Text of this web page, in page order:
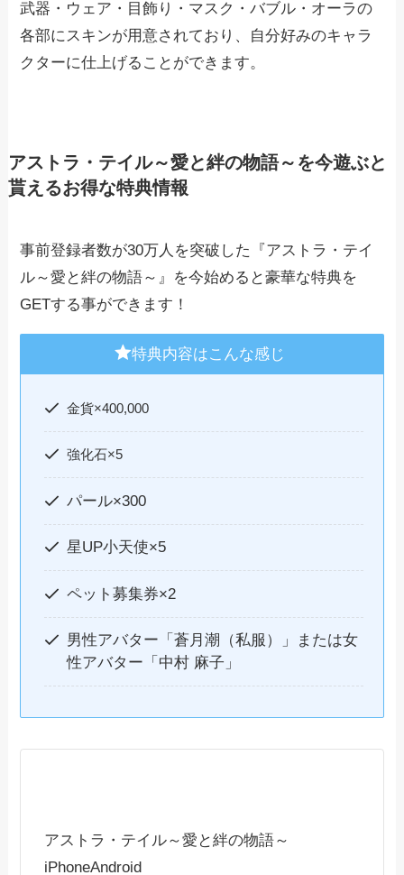
武器・ウェア・目飾り・マスク・バブル・オーラの
各部にスキンが用意されており、自分好みのキャラ
クターに仕上げることができます。
アストラ・テイル～愛と絆の物語～を今遊ぶと
貰えるお得な特典情報
事前登録者数が30万人を突破した『アストラ・テイ
ル～愛と絆の物語～』を今始めると豪華な特典を
GETする事ができます！
特典内容はこんな感じ
金貨×400,000
強化石×5
パール×300
星UP小天使×5
ペット募集券×2
男性アバター「蒼月潮（私服）」または女
性アバター「中村 麻子」
アストラ・テイル～愛と絆の物語～
iPhoneAndroid